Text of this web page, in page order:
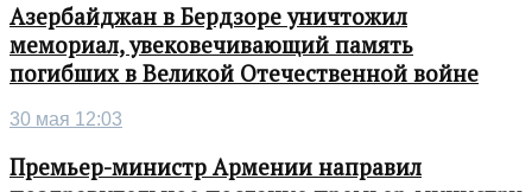
Азербайджан в Бердзоре уничтожил
мемориал, увековечивающий память
погибших в Великой Отечественной войне
30 мая 12:03
Премьер-министр Армении направил